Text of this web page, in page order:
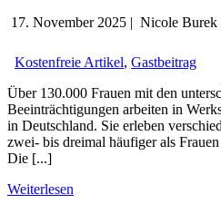
17. November 2025 | Nicole Burek
Kostenfreie Artikel, Gastbeitrag
Über 130.000 Frauen mit den
Beeinträchtigungen arbeiten in
in Deutschland. Sie erleben
zwei- bis dreimal häufiger als
Die [...]
Weiterlesen